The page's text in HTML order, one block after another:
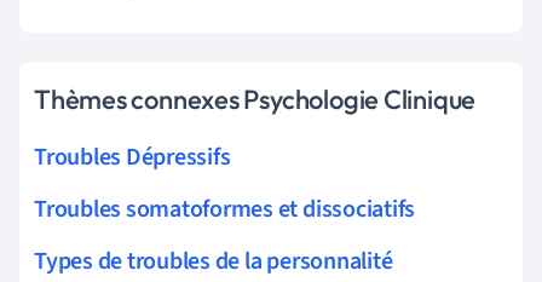
Thèmes connexes Psychologie Clinique
Troubles Dépressifs
Troubles somatoformes et dissociatifs
Types de troubles de la personnalité